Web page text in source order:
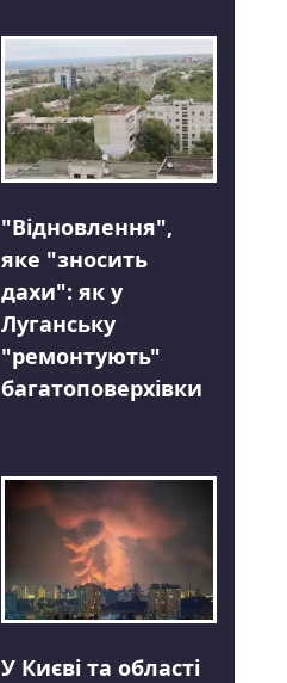
"Відновлення",
яке "зносить
дахи": як у
Луганську
"ремонтують"
багатоповерхівки
У Києві та області